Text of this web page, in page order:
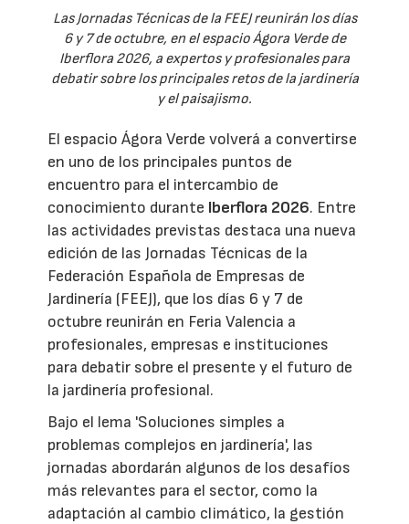
Las Jornadas Técnicas de la FEEJ reunirán los días
6 y 7 de octubre, en el espacio Ágora Verde de
Iberflora 2026, a expertos y profesionales para
debatir sobre los principales retos de la jardinería
y el paisajismo.
El espacio Ágora Verde volverá a convertirse
en uno de los principales puntos de
encuentro para el intercambio de
conocimiento durante Iberflora 2026. Entre
las actividades previstas destaca una nueva
edición de las Jornadas Técnicas de la
Federación Española de Empresas de
Jardinería (FEEJ), que los días 6 y 7 de
octubre reunirán en Feria Valencia a
profesionales, empresas e instituciones
para debatir sobre el presente y el futuro de
la jardinería profesional.
Bajo el lema 'Soluciones simples a
problemas complejos en jardinería', las
jornadas abordarán algunos de los desafíos
más relevantes para el sector, como la
adaptación al cambio climático, la gestión